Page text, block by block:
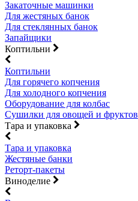
Закаточные машинки
Для жестяных банок
Для стеклянных банок
Запайщики
Коптильни
Коптильни
Для горячего копчения
Для холодного копчения
Оборудование для колбас
Сушилки для овощей и фруктов
Тара и упаковка
Тара и упаковка
Жестяные банки
Реторт-пакеты
Виноделие